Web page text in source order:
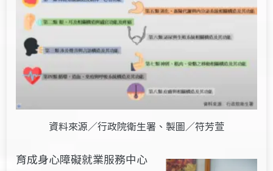
資料來源／行政院衛生署、製圖／符芳萱
育成身心障礙就業服務中心